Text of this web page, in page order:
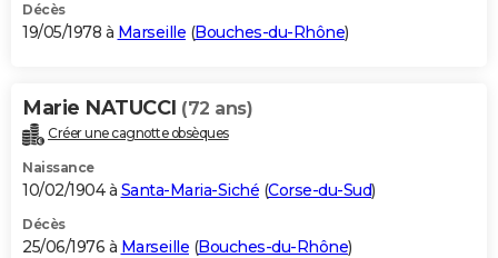
Décès
19/05/1978 à Marseille (Bouches-du-Rhône)
Marie NATUCCI (72 ans)
Créer une cagnotte obsèques
Naissance
10/02/1904 à Santa-Maria-Siché (Corse-du-Sud)
Décès
25/06/1976 à Marseille (Bouches-du-Rhône)